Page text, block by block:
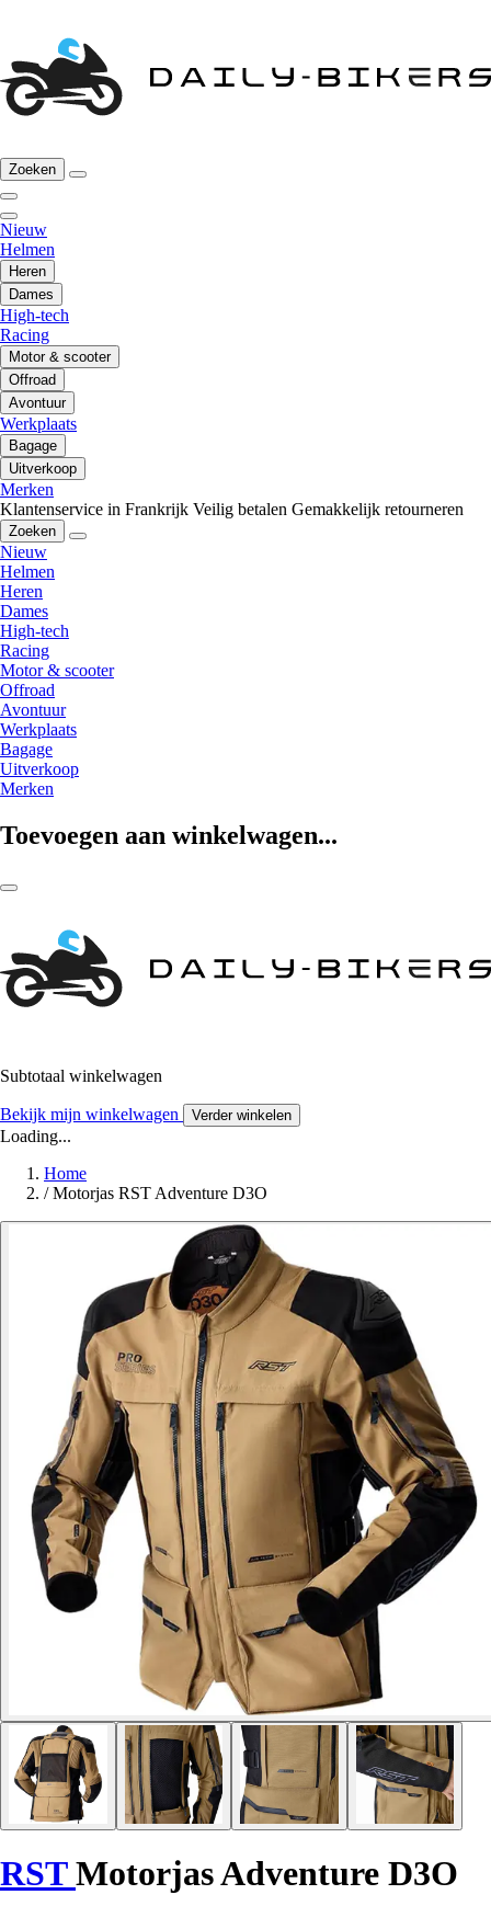
Zoeken
Nieuw
Helmen
Heren
Dames
High-tech
Racing
Motor & scooter
Offroad
Avontuur
Werkplaats
Bagage
Uitverkoop
Merken
Klantenservice in Frankrijk Veilig betalen Gemakkelijk retourneren
Zoeken
Nieuw
Helmen
Heren
Dames
High-tech
Racing
Motor & scooter
Offroad
Avontuur
Werkplaats
Bagage
Uitverkoop
Merken
Toevoegen aan winkelwagen...
Subtotaal winkelwagen
Bekijk mijn winkelwagen Verder winkelen
Loading...
Home
/ Motorjas RST Adventure D3O
RSTMotorjas Adventure D3O